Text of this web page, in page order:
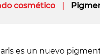
cosmético
es un nuevo